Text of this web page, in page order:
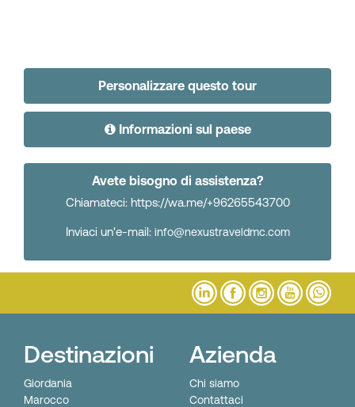
Personalizzare questo tour
Informazioni sul paese
Avete bisogno di assistenza?
Chiamateci: https://wa.me/+96265543700
Inviaci un'e-mail: info@nexustraveldmc.com
Destinazioni
Giordania
Marocco
Azienda
Chi siamo
Contattaci